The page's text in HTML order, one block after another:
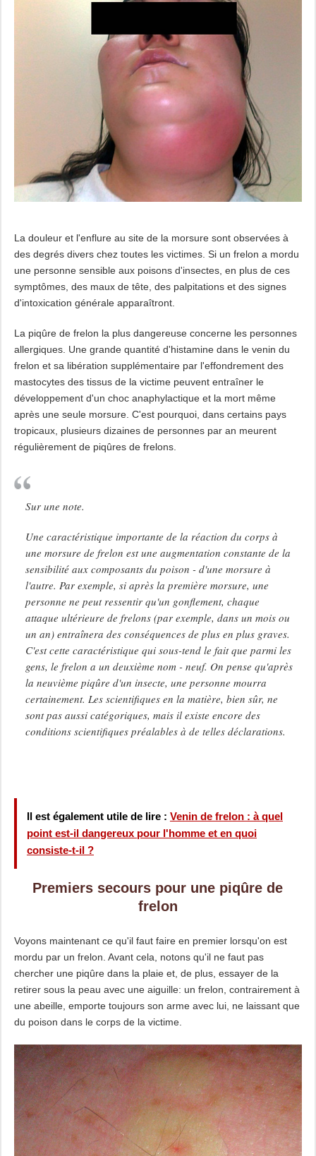
La douleur et l'enflure au site de la morsure sont observées à
des degrés divers chez toutes les victimes. Si un frelon a mordu
une personne sensible aux poisons d'insectes, en plus de ces
symptômes, des maux de tête, des palpitations et des signes
d'intoxication générale apparaîtront.
La piqûre de frelon la plus dangereuse concerne les personnes
allergiques. Une grande quantité d'histamine dans le venin du
frelon et sa libération supplémentaire par l'effondrement des
mastocytes des tissus de la victime peuvent entraîner le
développement d'un choc anaphylactique et la mort même
après une seule morsure. C'est pourquoi, dans certains pays
tropicaux, plusieurs dizaines de personnes par an meurent
régulièrement de piqûres de frelons.
Sur une note.
Une caractéristique importante de la réaction du corps à
une morsure de frelon est une augmentation constante de la
sensibilité aux composants du poison - d'une morsure à
l'autre. Par exemple, si après la première morsure, une
personne ne peut ressentir qu'un gonflement, chaque
attaque ultérieure de frelons (par exemple, dans un mois ou
un an) entraînera des conséquences de plus en plus graves.
C'est cette caractéristique qui sous-tend le fait que parmi les
gens, le frelon a un deuxième nom - neuf. On pense qu'après
la neuvième piqûre d'un insecte, une personne mourra
certainement. Les scientifiques en la matière, bien sûr, ne
sont pas aussi catégoriques, mais il existe encore des
conditions scientifiques préalables à de telles déclarations.
Il est également utile de lire : Venin de frelon : à quel
point est-il dangereux pour l'homme et en quoi
consiste-t-il ?
Premiers secours pour une piqûre de
frelon
Voyons maintenant ce qu'il faut faire en premier lorsqu'on est
mordu par un frelon. Avant cela, notons qu'il ne faut pas
chercher une piqûre dans la plaie et, de plus, essayer de la
retirer sous la peau avec une aiguille: un frelon, contrairement à
une abeille, emporte toujours son arme avec lui, ne laissant que
du poison dans le corps de la victime.